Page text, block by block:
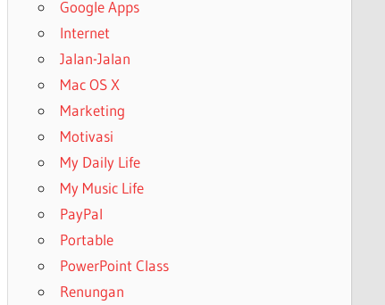
Google Apps
Internet
Jalan-Jalan
Mac OS X
Marketing
Motivasi
My Daily Life
My Music Life
PayPal
Portable
PowerPoint Class
Renungan